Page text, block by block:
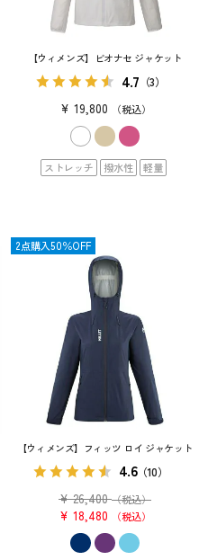
【ウィメンズ】ビオナセ ジャケット
4.7 （3）
¥ 19,800 税込
ストレッチ 撥水性 軽量
【ウィメンズ】フィッツ ロイ ジャケット
4.6（10）
¥ 26,400 （税込）
¥ 18,480 税込
OUTLET
2点購入50％OFF